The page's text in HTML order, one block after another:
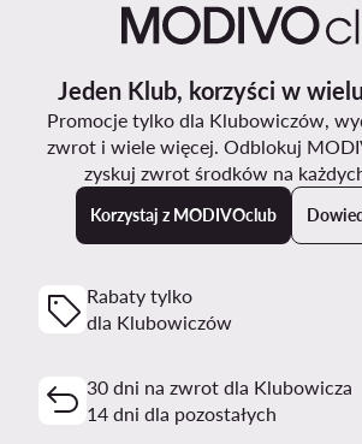
Jeden Klub, korzyści w
Promocje tylko dla Klubowiczów,
zwrot i wiele więcej. Odblokuj
zyskuj zwrot środków na
Korzystaj z MODIVOclub
Rabaty tylko
dla Klubowiczów
30 dni na zwrot dla Klubowicza
14 dni dla pozostałych